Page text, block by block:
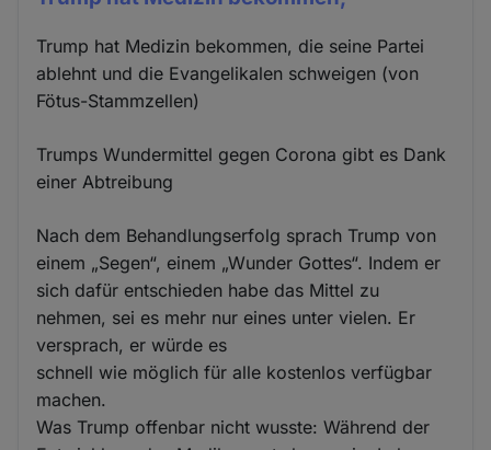
Trump hat Medizin bekommen, die seine Partei
ablehnt und die Evangelikalen schweigen (von
Fötus-Stammzellen)
Trumps Wundermittel gegen Corona gibt es Dank
einer Abtreibung
Nach dem Behandlungserfolg sprach Trump von
einem „Segen“, einem „Wunder Gottes“. Indem er
sich dafür entschieden habe das Mittel zu
nehmen, sei es mehr nur eines unter vielen. Er
versprach, er würde es
schnell wie möglich für alle kostenlos verfügbar
machen.
Was Trump offenbar nicht wusste: Während der